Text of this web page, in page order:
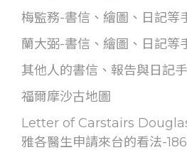
梅監務-書信、繪圖、日記等
蘭大弼-書信、繪圖、日記等
其他人的書信、報告與日記
福爾摩沙古地圖
Letter of Carstairs
雅各醫生申請來台的看法-